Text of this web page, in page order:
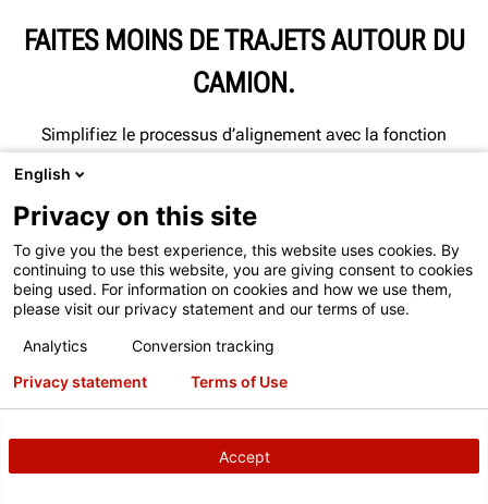
FAITES MOINS DE TRAJETS AUTOUR DU
CAMION.
Simplifiez le processus d’alignement avec la fonction
Nécessite un pont élévateur ou des plateaux pivotants
Hunter compatibles FIA
English
Privacy on this site
To give you the best experience, this website uses cookies. By
continuing to use this website, you are giving consent to cookies
being used. For information on cookies and how we use them,
please visit our privacy statement and our terms of use.
Analytics
Conversion tracking
Accept
Privacy statement Terms of Use